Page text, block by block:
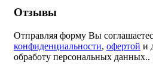
Отзывы
Отправляя форму Вы
конфиденциальности, офертой и
обработу персональных данных..